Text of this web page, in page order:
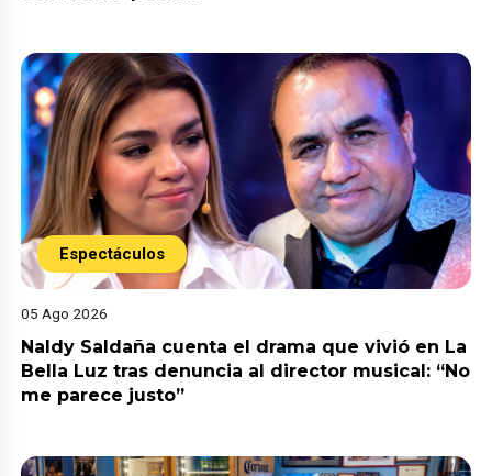
Espectáculos
05 Ago 2026
Naldy Saldaña cuenta el drama que vivió en La
Bella Luz tras denuncia al director musical: “No
me parece justo”